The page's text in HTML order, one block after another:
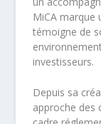
MiCA
témoigne de
investisseurs.
Depuis sa
approche des